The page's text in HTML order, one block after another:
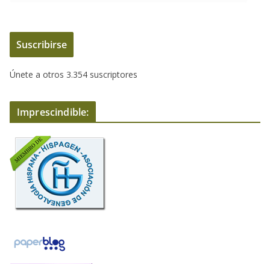
e
c
i
n
d
o
Suscribirse
Únete a otros 3.354 suscriptores
Imprescindible: